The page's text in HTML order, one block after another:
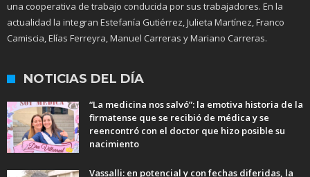
una cooperativa de trabajo conducida por sus trabajadores. En la
actualidad la integran Estefanía Gutiérrez, Julieta Martínez, Franco
Camiscia, Elías Ferreyra, Manuel Carreras y Mariano Carreras.
NOTICIAS DEL DÍA
“La medicina nos salvó”: la emotiva historia de la
firmatense que se recibió de médica y se
reencontró con el doctor que hizo posible su
nacimiento
Vassalli: en potencial y con fechas diferidas, la